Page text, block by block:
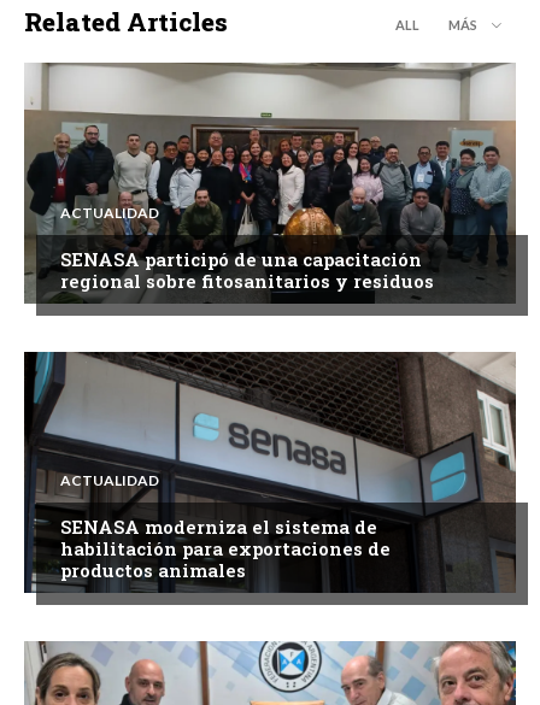
Related Articles ALL MÁS
ACTUALIDAD
SENASA participó de una capacitación
regional sobre fitosanitarios y residuos
ACTUALIDAD
SENASA moderniza el sistema de
habilitación para exportaciones de
productos animales